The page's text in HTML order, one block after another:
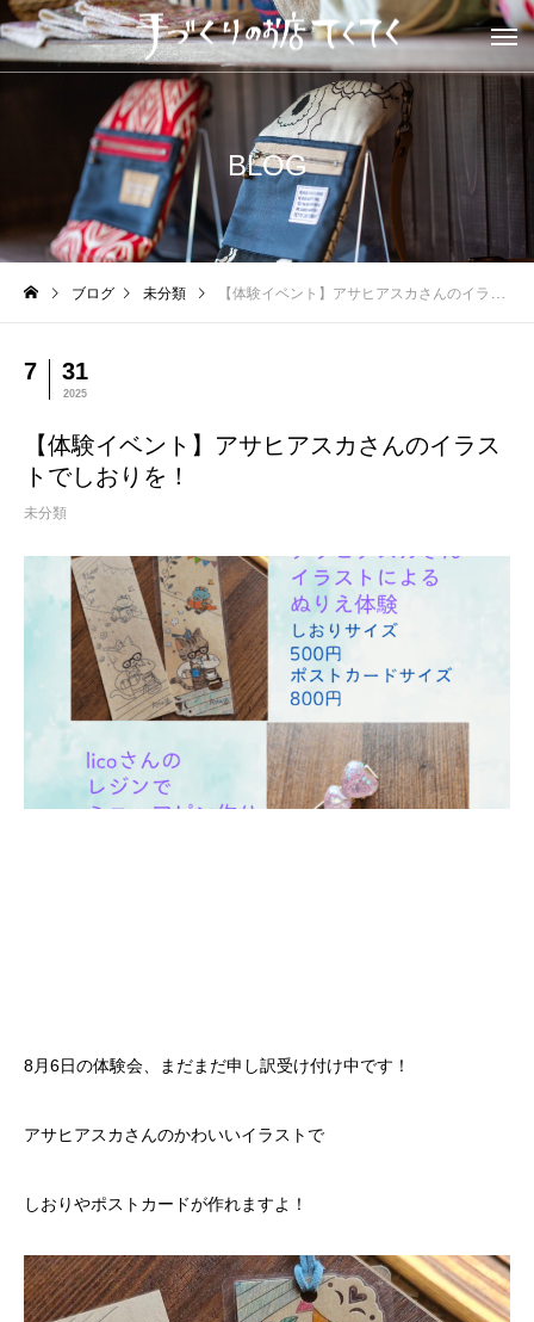
BLOG
ブログ 未分類 【体験イベント】アサヒアスカさんのイラストでしおりを！
7 31
2025
【体験イベント】アサヒアスカさんのイラス
トでしおりを！
未分類
8月6日の体験会、まだまだ申し訳受け付け中です！
アサヒアスカさんのかわいいイラストで
しおりやポストカードが作れますよ！